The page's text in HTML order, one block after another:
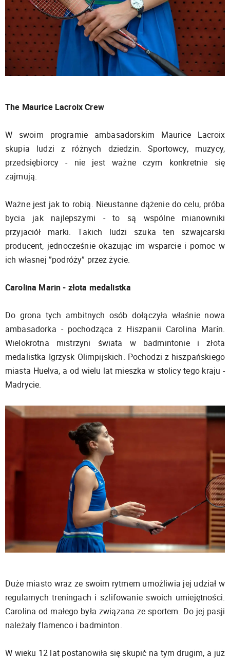
The Maurice Lacroix Crew
W swoim programie ambasadorskim Maurice Lacroix
skupia ludzi z różnych dziedzin. Sportowcy, muzycy,
przedsiębiorcy - nie jest ważne czym konkretnie się
zajmują.
Ważne jest jak to robią. Nieustanne dążenie do celu, próba
bycia jak najlepszymi - to są wspólne mianowniki
przyjaciół marki. Takich ludzi szuka ten szwajcarski
producent, jednocześnie okazując im wsparcie i pomoc w
ich własnej ”podróży” przez życie.
Carolina Marín - złota medalistka
Do grona tych ambitnych osób dołączyła właśnie nowa
ambasadorka - pochodząca z Hiszpanii Carolina Marín.
Wielokrotna mistrzyni świata w badmintonie i złota
medalistka Igrzysk Olimpijskich. Pochodzi z hiszpańskiego
miasta Huelva, a od wielu lat mieszka w stolicy tego kraju -
Madrycie.
Duże miasto wraz ze swoim rytmem umożliwia jej udział w
regularnych treningach i szlifowanie swoich umiejętności.
Carolina od małego była związana ze sportem. Do jej pasji
należały flamenco i badminton.
W wieku 12 lat postanowiła się skupić na tym drugim, a już